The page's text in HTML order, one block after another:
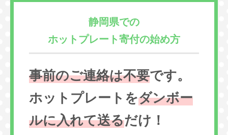
静岡県での
ホットプレート寄付の始め方
事前のご連絡は不要です。
ホットプレートをダンボー
ルに入れて送るだけ！